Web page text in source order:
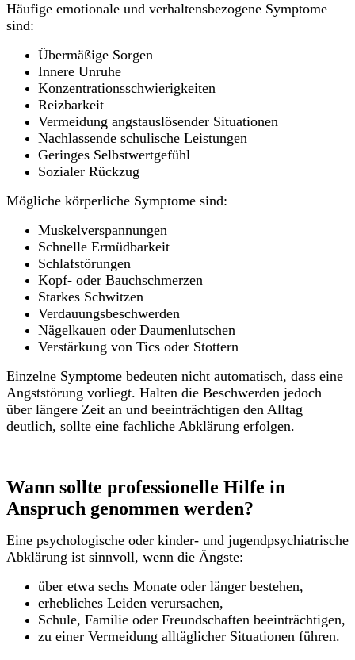
Häufige emotionale und verhaltensbezogene Symptome
sind:
Übermäßige Sorgen
Innere Unruhe
Konzentrationsschwierigkeiten
Reizbarkeit
Vermeidung angstauslösender Situationen
Nachlassende schulische Leistungen
Geringes Selbstwertgefühl
Sozialer Rückzug
Mögliche körperliche Symptome sind:
Muskelverspannungen
Schnelle Ermüdbarkeit
Schlafstörungen
Kopf- oder Bauchschmerzen
Starkes Schwitzen
Verdauungsbeschwerden
Nägelkauen oder Daumenlutschen
Verstärkung von Tics oder Stottern
Einzelne Symptome bedeuten nicht automatisch, dass eine
Angststörung vorliegt. Halten die Beschwerden jedoch
über längere Zeit an und beeinträchtigen den Alltag
deutlich, sollte eine fachliche Abklärung erfolgen.
Wann sollte professionelle Hilfe in
Anspruch genommen werden?
Eine psychologische oder kinder- und jugendpsychiatrische
Abklärung ist sinnvoll, wenn die Ängste:
über etwa sechs Monate oder länger bestehen,
erhebliches Leiden verursachen,
Schule, Familie oder Freundschaften beeinträchtigen,
zu einer Vermeidung alltäglicher Situationen führen.